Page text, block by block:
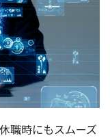
職時にもスムーズ